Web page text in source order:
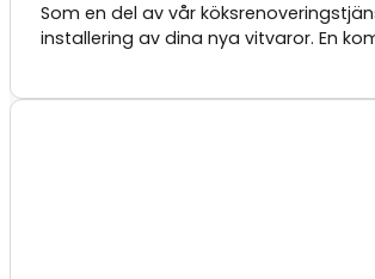
Som en del av vår
installering av dina nya vitvaror. En